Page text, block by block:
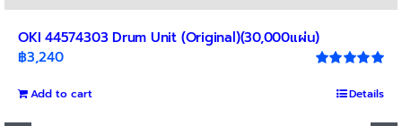
OKI 44574303 Drum Unit (Original)(30,000แผ่น)
out of 5
฿3,240
Add to cart Details